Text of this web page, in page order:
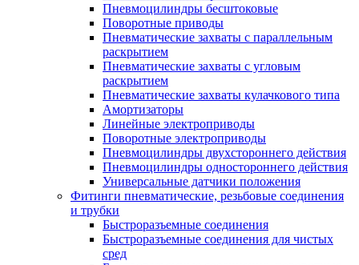
Пневмоцилиндры бесштоковые
Поворотные приводы
Пневматические захваты с параллельным
раскрытием
Пневматические захваты с угловым
раскрытием
Пневматические захваты кулачкового типа
Амортизаторы
Линейные электроприводы
Поворотные электроприводы
Пневмоцилиндры двухстороннего действия
Пневмоцилиндры одностороннего действия
Универсальные датчики положения
Фитинги пневматические, резьбовые соединения
и трубки
Быстроразъемные соединения
Быстроразъемные соединения для чистых
сред